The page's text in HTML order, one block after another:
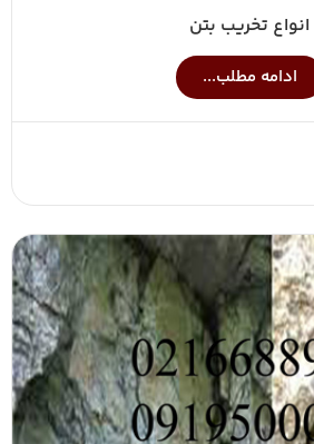
انواع تخریب بتن
ادامه مطلب...